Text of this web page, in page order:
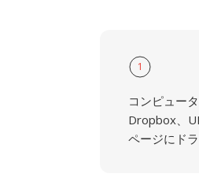
1
コンピュー
Dropbox、
ページにド